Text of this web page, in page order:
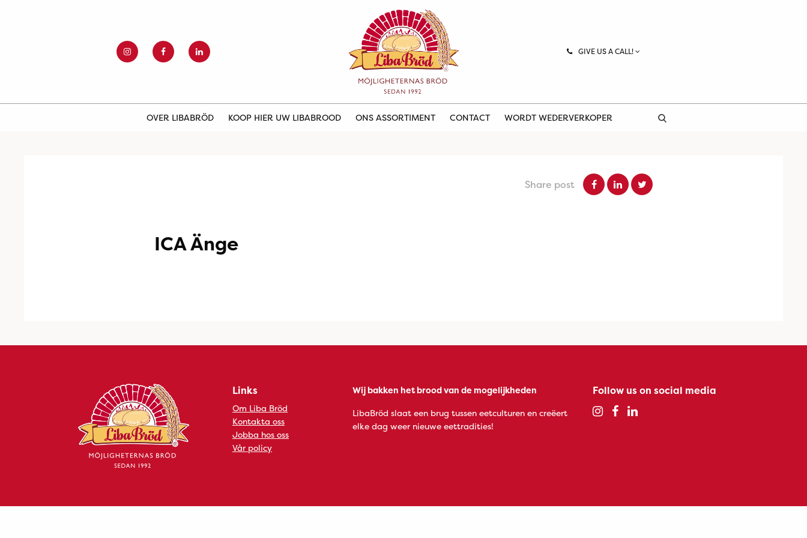
GIVE US A CALL!
OVER LIBABRÖD KOOP HIER UW LIBABROOD ONS ASSORTIMENT CONTACT WORDT WEDERVERKOPER
Share post
ICA Änge
Links
Om Liba Bröd
Kontakta oss
Jobba hos oss
Vår policy
Wij bakken het brood van de mogelijkheden
LibaBröd slaat een brug tussen eetculturen en creëert
elke dag weer nieuwe eettradities!
Follow us on social media